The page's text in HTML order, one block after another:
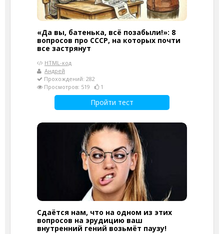
«Да вы, батенька, всё позабыли!»: 8
вопросов про СССР, на которых почти
все застрянут
HTML-код
Андрей
Прохождений: 282
Просмотров: 519
1
Пройти тест
Сдаётся нам, что на одном из этих
вопросов на эрудицию ваш
внутренний гений возьмёт паузу!